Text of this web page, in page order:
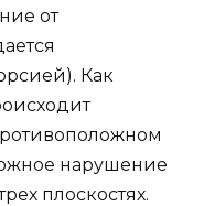
от
Как
нарушение
плоскостях.